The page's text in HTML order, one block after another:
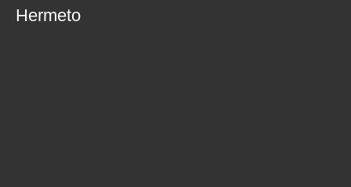
Hermeto